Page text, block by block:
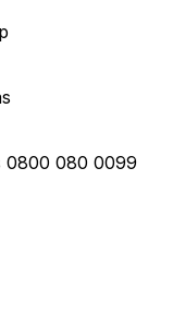
0800 080 0099